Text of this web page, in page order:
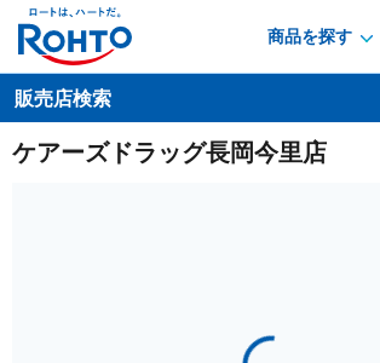
商品を探す
販売店検索
ケアーズドラッグ長岡今里店